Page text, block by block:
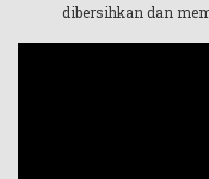
dibersihkan dan